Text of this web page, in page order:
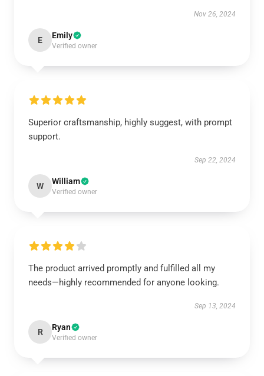
Nov 26, 2024
E Emily
Verified owner
Superior craftsmanship, highly suggest, with prompt
support.
Sep 22, 2024
W William
Verified owner
The product arrived promptly and fulfilled all my
needs—highly recommended for anyone looking.
Sep 13, 2024
R Ryan
Verified owner